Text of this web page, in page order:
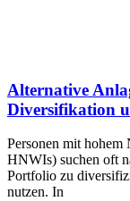
Alternative
Diversifikation
Personen mit
HNWIs) suchen oft
Portfolio zu
nutzen. In